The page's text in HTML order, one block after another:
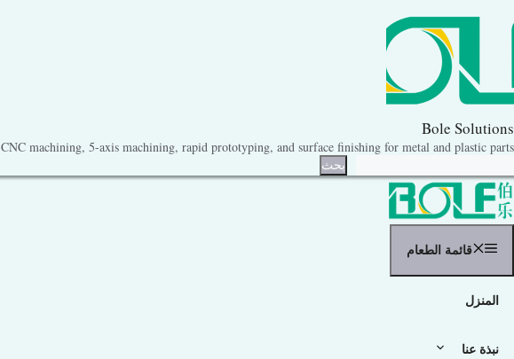
إلى
Bole Solutions
CNC machining, 5-axis machining, rapid prototyping, and surface finishing for metal and plastic parts.
بحث
قائمة الطعام
المنزل
نبذة عنا